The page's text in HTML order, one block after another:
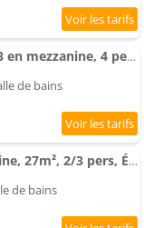
Agréable Appartement T3 en mezzanine, 4 pers, proche des pistes, Wifi, terrasse, services disponible
de bains
Studio cosy avec mezzanine, 27m², 2/3 pers, Équipé, Wifi, Balcon, Proche ski et commerces - FR-1-342
de bains